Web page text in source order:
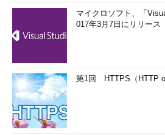
マイクロソフト、「
017年3月7日にリリース
第1回 HTTPS（HTTP